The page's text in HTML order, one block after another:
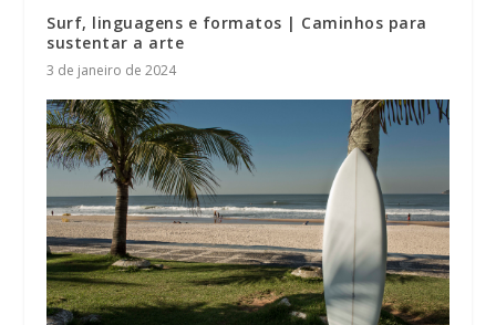
Surf, linguagens e formatos | Caminhos para
sustentar a arte
3 de janeiro de 2024